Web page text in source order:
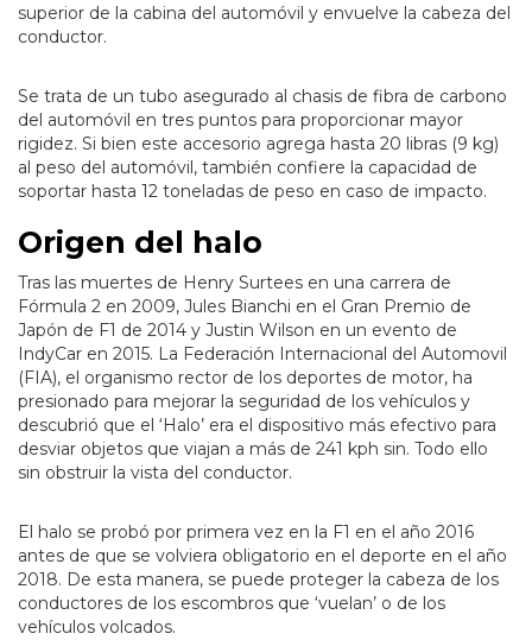
superior de la cabina del automóvil y envuelve la cabeza del
conductor.
Se trata de un tubo asegurado al chasis de fibra de carbono
del automóvil en tres puntos para proporcionar mayor
rigidez. Si bien este accesorio agrega hasta 20 libras (9 kg)
al peso del automóvil, también confiere la capacidad de
soportar hasta 12 toneladas de peso en caso de impacto.
Origen del halo
Tras las muertes de Henry Surtees en una carrera de
Fórmula 2 en 2009, Jules Bianchi en el Gran Premio de
Japón de F1 de 2014 y Justin Wilson en un evento de
IndyCar en 2015. La Federación Internacional del Automovil
(FIA), el organismo rector de los deportes de motor, ha
presionado para mejorar la seguridad de los vehículos y
descubrió que el ‘Halo’ era el dispositivo más efectivo para
desviar objetos que viajan a más de 241 kph sin. Todo ello
sin obstruir la vista del conductor.
El halo se probó por primera vez en la F1 en el año 2016
antes de que se volviera obligatorio en el deporte en el año
2018. De esta manera, se puede proteger la cabeza de los
conductores de los escombros que ‘vuelan’ o de los
vehículos volcados.